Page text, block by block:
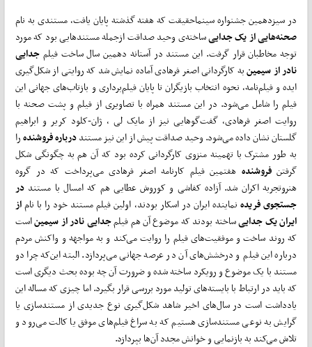
در سیزدهمین جشنواره سینماحقیقت که هفته گذشته پایان یافت، مستندی به نام
صحنه‌هایی از یک جداییساخته‌ی وحید صداقت ازجمله مستندهایی بود که مورد
توجه مخاطبان قرار گرفت. این مستند در آستانه دهمین سال ساخت فیلم جدایی
نادر از سیمینبه کارگردانی اصغر فرهادی آماده نمایش شد که روایتی از شکل‌گیری
ایده و فیلم‌نامه، نحوه انتخاب بازیگران تا پایان فیلم‌برداری و بازتاب‌های جهانی این
فیلم را شامل می‌شود. در این مستند همراه با تصاویری از فیلم و پشت صحنه‌ با
روایت اصغر فرهادی، گفت‌گوهایی نیز از مایک لی ، ژان-کلود کریر و ابراهیم
گلستان نشان داده می‌شود. وحید صداقت پیش از این نیز مستنددرباره فروشندهرا
به طور مشترک با تهمینه منزوی کارگردانی کرده‌ بود که آن هم به چگونگی شکل
گرفتن فروشنده هفتمین فیلم کارنامه اصغر فرهادی می‌پرداخت که در گروه
هنروتجربه اکران شد. آزاده کفاشی و کوروش عطایی هم که امسال با مستند در
جستجوی فریدهنماینده ایران در اسکار بودند، اولین فیلم مستند خود را با ناماز
ایران یک جداییساخته بودند که موضوع آن هم فیلمجدایی نادر از سیمیناست
که روند ساخت و موفقیت‌های فیلم را روایت می‌کند و به مواجهه و واکنش مردم
درباره این فیلم و درخشش‌های آن در عرصه جهانی می‌پردازد. البته این‌که چرا دو
مستند با یک موضوع و رویکرد ساخته شده و ضرورت آن چه بوده بحث دیگری است
که باید در ارتباط با بایسته‌های تولید مورد بررسی قرار بگیرد. اما چیزی که مساله این
یادداشت است در سال‌های اخیر شاهد شکل‌گیری نوع جدیدی از مستندسازی یا
گرایش به نوعی مستندسازی هستیم که به سراغ فیلم‌های موفق یا کالت می‌رود و
تلاش می‌کند به بازنمایی و خوانش مجدد آن‌ها بپردازد.